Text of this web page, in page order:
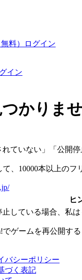
料） ログイン
かりま
ていない」「公開
、10000本以上の
ヒ
している場合、私
でゲームを再公開す
バシーポリシー
づく表記